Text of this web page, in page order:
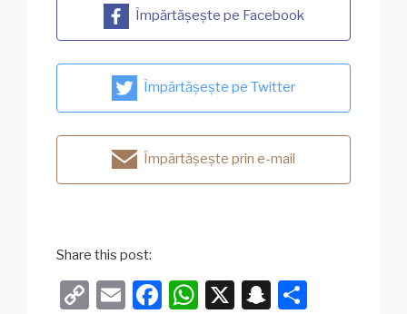
Împărtășește pe Facebook
Împărtășește pe Twitter
Împărtășește prin e-mail
Share this post:
C
E
F
W X
S